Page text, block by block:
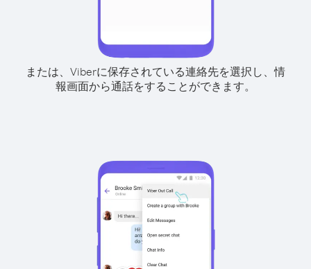
または、Viberに保存されている連絡先を選択し、情
報画面から通話をすることができます。